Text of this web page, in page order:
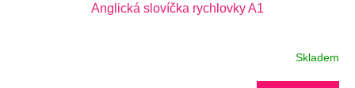
Anglická slovíčka rychlovky A1
Skladem